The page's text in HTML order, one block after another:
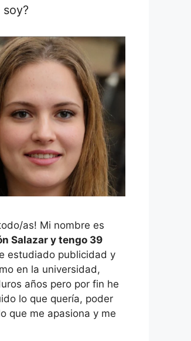
soy?
as! Mi nombre es
Salazar y tengo 39
estudiado publicidad y
en la universidad,
años pero por fin he
lo que quería, poder
que me apasiona y me